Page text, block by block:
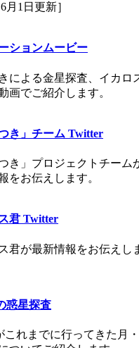
月1日更新］
ションムービー
による金星探査、イカロ
画でご紹介します。
つき」チーム Twitter
つき」プロジェクトチーム
をお伝えします。
君 Twitter
君が最新情報をお伝えし
惑星探査
これまでに行ってきた月